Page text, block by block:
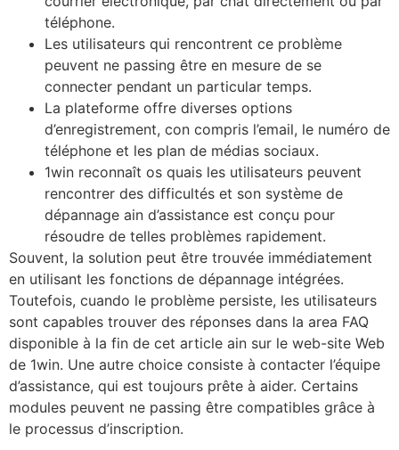
téléphone.
Les utilisateurs qui rencontrent ce problème
peuvent ne passing être en mesure de se
connecter pendant un particular temps.
La plateforme offre diverses options
d’enregistrement, con compris l’email, le numéro de
téléphone et les plan de médias sociaux.
1win reconnaît os quais les utilisateurs peuvent
rencontrer des difficultés et son système de
dépannage ain d’assistance est conçu pour
résoudre de telles problèmes rapidement.
Souvent, la solution peut être trouvée immédiatement
en utilisant les fonctions de dépannage intégrées.
Toutefois, cuando le problème persiste, les utilisateurs
sont capables trouver des réponses dans la area FAQ
disponible à la fin de cet article ain sur le web-site Web
de 1win. Une autre choice consiste à contacter l’équipe
d’assistance, qui est toujours prête à aider. Certains
modules peuvent ne passing être compatibles grâce à
le processus d’inscription.